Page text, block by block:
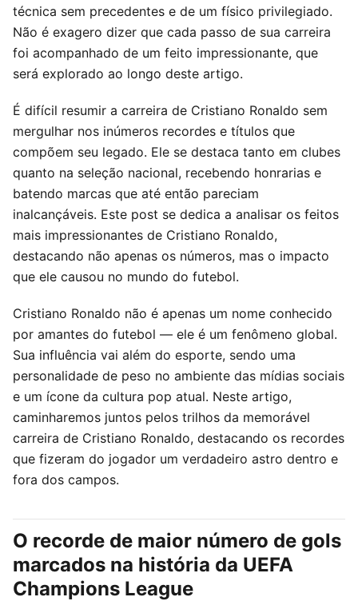
técnica sem precedentes e de um físico privilegiado.
Não é exagero dizer que cada passo de sua carreira
foi acompanhado de um feito impressionante, que
será explorado ao longo deste artigo.
É difícil resumir a carreira de Cristiano Ronaldo sem
mergulhar nos inúmeros recordes e títulos que
compõem seu legado. Ele se destaca tanto em clubes
quanto na seleção nacional, recebendo honrarias e
batendo marcas que até então pareciam
inalcançáveis. Este post se dedica a analisar os feitos
mais impressionantes de Cristiano Ronaldo,
destacando não apenas os números, mas o impacto
que ele causou no mundo do futebol.
Cristiano Ronaldo não é apenas um nome conhecido
por amantes do futebol — ele é um fenômeno global.
Sua influência vai além do esporte, sendo uma
personalidade de peso no ambiente das mídias sociais
e um ícone da cultura pop atual. Neste artigo,
caminharemos juntos pelos trilhos da memorável
carreira de Cristiano Ronaldo, destacando os recordes
que fizeram do jogador um verdadeiro astro dentro e
fora dos campos.
O recorde de maior número de gols
marcados na história da UEFA
Champions League